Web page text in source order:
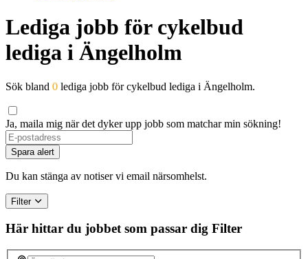
Lediga jobb för cykelbud
lediga i Ängelholm
Sök bland 0 lediga jobb för cykelbud lediga i Ängelholm.
Ja, maila mig när det dyker upp jobb som matchar min sökning!
Spara alert
Du kan stänga av notiser vi email närsomhelst.
Filter
Här hittar du jobbet som passar dig Filter